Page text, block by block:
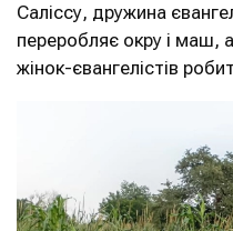
Саліссу, дружина
переробляє окру і маш,
жінок-євангелістів